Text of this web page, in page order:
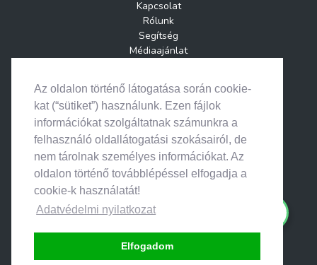
Az oldalon történő látogatása során cookie-
kat (“sütiket”) használunk. Ezen fájlok
információkat szolgáltatnak számunkra a
felhasználó oldallátogatási szokásairól, de
nem tárolnak személyes információkat. Az
oldalon történő továbblépéssel elfogadja a
cookie-k használatát!
Adatvédelmi nyilatkozat
Elfogadom
Kapcsolat
Rólunk
Segítség
Médiaajánlat
GoTourist Hírlevél
Helyszínek
Események
Útitervek